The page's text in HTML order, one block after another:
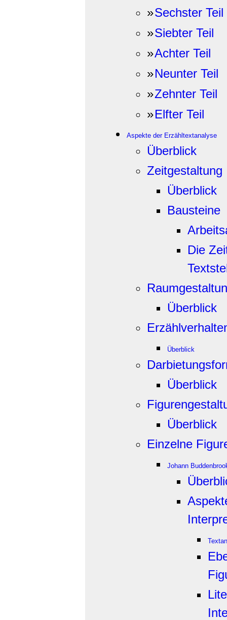
»Sechster Teil
»Siebter Teil
»Achter Teil
»Neunter Teil
»Zehnter Teil
»Elfter Teil
Aspekte der Erzähltextanalyse
Überblick
Zeitgestaltung
Überblick
Bausteine
Die
Überblick
Überblick
Überblick
Überblick
Einzelne
Johann